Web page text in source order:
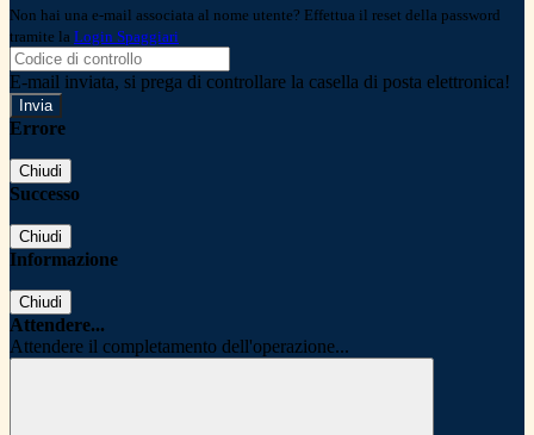
Non hai una e-mail associata al nome utente? Effettua il reset della password
tramite la Login Spaggiari
E-mail inviata, si prega di controllare la casella di posta elettronica!
Errore
Chiudi
Successo
Chiudi
Informazione
Chiudi
Attendere...
Attendere il completamento dell'operazione...